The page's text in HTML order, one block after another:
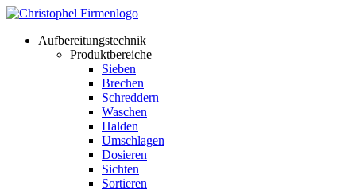
Aufbereitungstechnik
Produktbereiche
Sieben
Brechen
Schreddern
Waschen
Halden
Umschlagen
Dosieren
Sichten
Sortieren